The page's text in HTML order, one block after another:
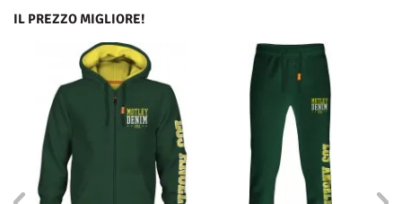
IL PREZZO MIGLIORE!